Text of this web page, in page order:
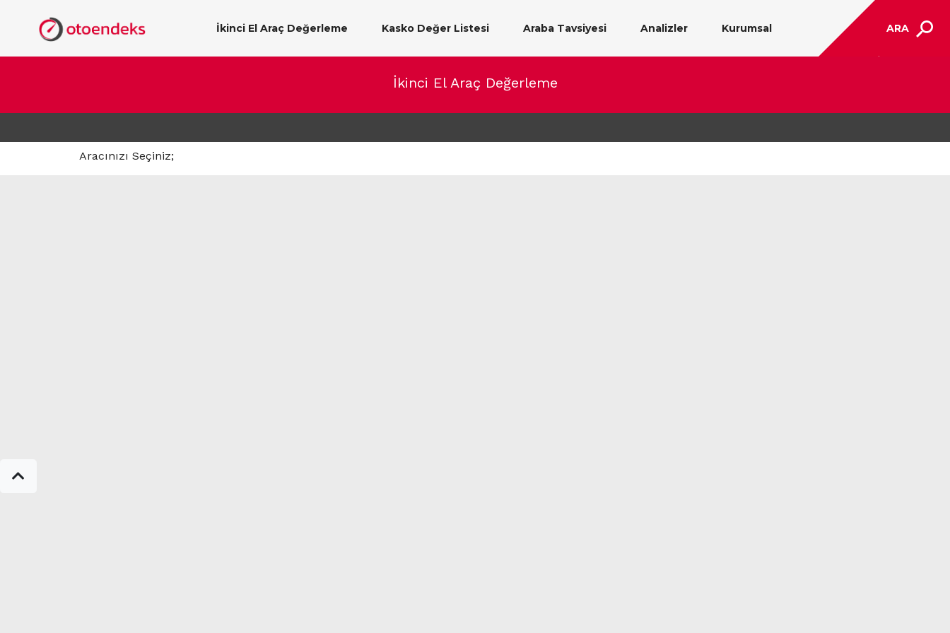
İkinci El Araç Değerleme Kasko Değer Listesi Araba Tavsiyesi Analizler Kurumsal ARA
İkinci El Araç Değerleme
Aracınızı Seçiniz;